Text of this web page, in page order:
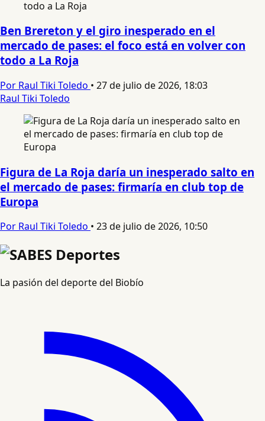
Ben Brereton y el giro inesperado en el
mercado de pases: el foco está en volver con
todo a La Roja
Por Raul Tiki Toledo • 27 de julio de 2026, 18:03
Raul Tiki Toledo
Figura de La Roja daría un inesperado salto en
el mercado de pases: firmaría en club top de
Europa
Por Raul Tiki Toledo • 23 de julio de 2026, 10:50
La pasión del deporte del Biobío